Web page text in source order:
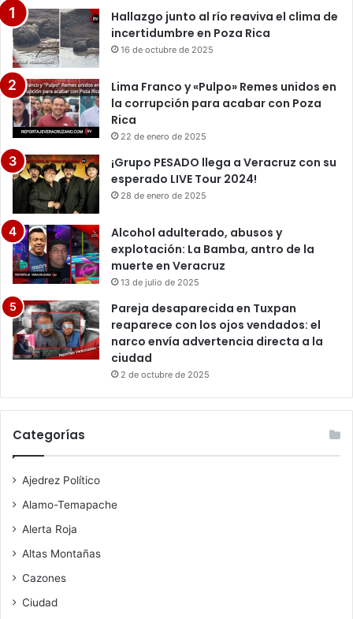
Hallazgo junto al río reaviva el clima de
incertidumbre en Poza Rica
16 de octubre de 2025
Lima Franco y «Pulpo» Remes unidos en
la corrupción para acabar con Poza
Rica
22 de enero de 2025
¡Grupo PESADO llega a Veracruz con su
esperado LIVE Tour 2024!
28 de enero de 2025
Alcohol adulterado, abusos y
explotación: La Bamba, antro de la
muerte en Veracruz
13 de julio de 2025
Pareja desaparecida en Tuxpan
reaparece con los ojos vendados: el
narco envía advertencia directa a la
ciudad
2 de octubre de 2025
Categorías
Ajedrez Político
Alamo-Temapache
Alerta Roja
Altas Montañas
Cazones
Ciudad